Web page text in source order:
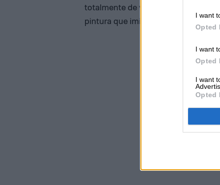
I want
Opted
I want
Opted
I want
Opted
totalmente de vidrio, mientras que
pintura que imita el metal.